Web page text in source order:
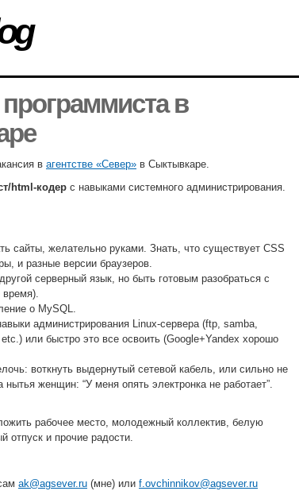
в
в агентстве «Север» в Сыктывкаре.
html-кодер с навыками системного администрирования.
сайты, желательно руками. Знать, что существует CSS
и разные версии браузеров.
серверный язык, но быть готовым разобраться с
время).
о MySQL.
администрирования Linux-сервера (ftp, samba,
или быстро это все освоить (Google+Yandex хорошо
воткнуть выдернутый сетевой кабель, или сильно не
нытья женщин: “У меня опять электронка не работает”.
рабочее место, молодежный коллектив, белую
отпуск и прочие радости.
ak@agsever.ru (мне) или f.ovchinnikov@agsever.ru